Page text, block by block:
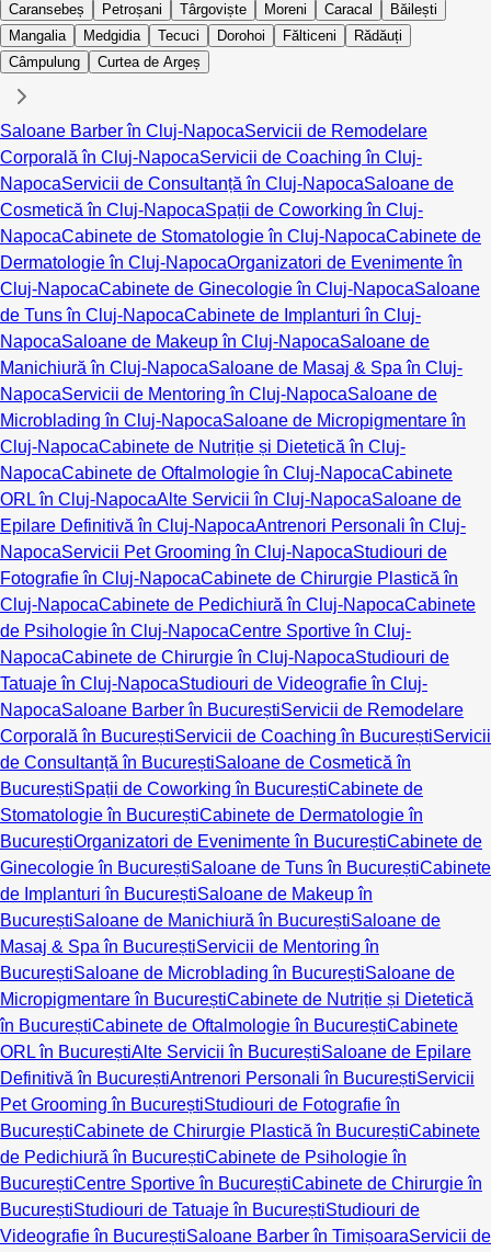
Caransebeș
Petroșani Târgoviște Moreni Caracal
Băilești
Mangalia
Medgidia Tecuci Dorohoi Fălticeni
Rădăuți
Câmpulung
Curtea de Argeș
Saloane Barber în Cluj-NapocaServicii de Remodelare
Corporală în Cluj-NapocaServicii de Coaching în Cluj-
NapocaServicii de Consultanță în Cluj-NapocaSaloane de
Cosmetică în Cluj-NapocaSpații de Coworking în Cluj-
NapocaCabinete de Stomatologie în Cluj-NapocaCabinete de
Dermatologie în Cluj-NapocaOrganizatori de Evenimente în
Cluj-NapocaCabinete de Ginecologie în Cluj-NapocaSaloane
de Tuns în Cluj-NapocaCabinete de Implanturi în Cluj-
NapocaSaloane de Makeup în Cluj-NapocaSaloane de
Manichiură în Cluj-NapocaSaloane de Masaj & Spa în Cluj-
NapocaServicii de Mentoring în Cluj-NapocaSaloane de
Microblading în Cluj-NapocaSaloane de Micropigmentare în
Cluj-NapocaCabinete de Nutriție și Dietetică în Cluj-
NapocaCabinete de Oftalmologie în Cluj-NapocaCabinete
ORL în Cluj-NapocaAlte Servicii în Cluj-NapocaSaloane de
Epilare Definitivă în Cluj-NapocaAntrenori Personali în Cluj-
NapocaServicii Pet Grooming în Cluj-NapocaStudiouri de
Fotografie în Cluj-NapocaCabinete de Chirurgie Plastică în
Cluj-NapocaCabinete de Pedichiură în Cluj-NapocaCabinete
de Psihologie în Cluj-NapocaCentre Sportive în Cluj-
NapocaCabinete de Chirurgie în Cluj-NapocaStudiouri de
Tatuaje în Cluj-NapocaStudiouri de Videografie în Cluj-
NapocaSaloane Barber în BucureștiServicii de Remodelare
Corporală în BucureștiServicii de Coaching în BucureștiServicii
de Consultanță în BucureștiSaloane de Cosmetică în
BucureștiSpații de Coworking în BucureștiCabinete de
Stomatologie în BucureștiCabinete de Dermatologie în
BucureștiOrganizatori de Evenimente în BucureștiCabinete de
Ginecologie în BucureștiSaloane de Tuns în BucureștiCabinete
de Implanturi în BucureștiSaloane de Makeup în
BucureștiSaloane de Manichiură în BucureștiSaloane de
Masaj & Spa în BucureștiServicii de Mentoring în
BucureștiSaloane de Microblading în BucureștiSaloane de
Micropigmentare în BucureștiCabinete de Nutriție și Dietetică
în BucureștiCabinete de Oftalmologie în BucureștiCabinete
ORL în BucureștiAlte Servicii în BucureștiSaloane de Epilare
Definitivă în BucureștiAntrenori Personali în BucureștiServicii
Pet Grooming în BucureștiStudiouri de Fotografie în
BucureștiCabinete de Chirurgie Plastică în BucureștiCabinete
de Pedichiură în BucureștiCabinete de Psihologie în
BucureștiCentre Sportive în BucureștiCabinete de Chirurgie în
BucureștiStudiouri de Tatuaje în BucureștiStudiouri de
Videografie în BucureștiSaloane Barber în TimișoaraServicii de